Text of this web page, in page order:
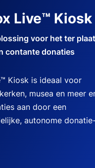
Live™ Kiosk
voor het ter
contante donaties
Kiosk is ideaal voor
musea en meer
aan door een
autonome